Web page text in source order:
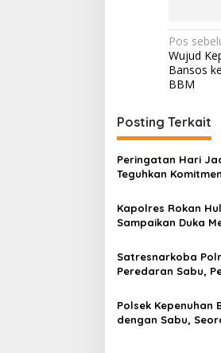
pos
Pos
Wujud
Bansos
BBM
Posting Terkait
Peringatan Hari
Teguhkan
Kapolres Rokan
Sampaikan Duka
Satresnarkoba
Peredaran Sabu,
Polsek Kepenuhan
dengan Sabu,